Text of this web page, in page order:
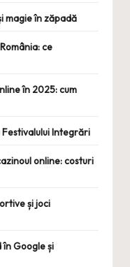
magie în zăpadă
ce
în 2025: cum
Festivalului Integrări
online: costuri
și joci
Google și